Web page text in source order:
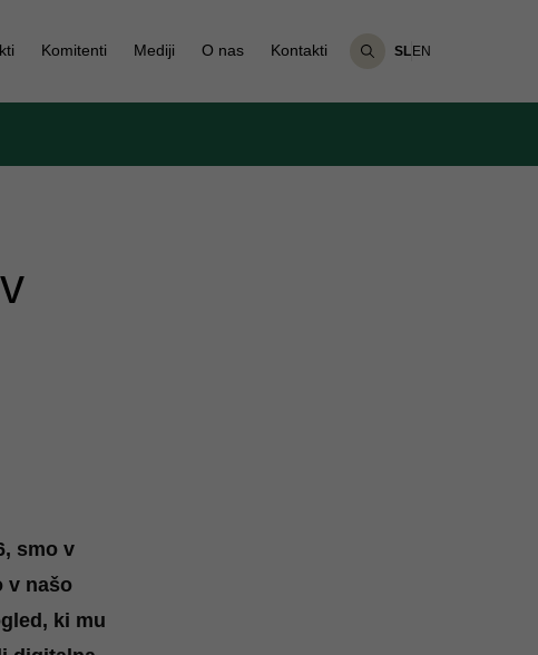
Komitenti Mediji O nas Kontakti SL EN
smo v
v našo
ki mu